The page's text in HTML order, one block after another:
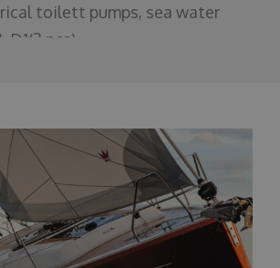
toilett pumps, sea water
D1(3 pcs)